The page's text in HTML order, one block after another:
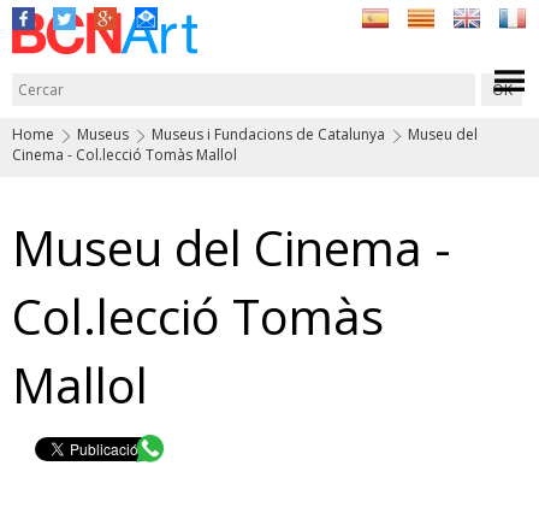
Home Museus Museus i Fundacions de Catalunya
Museu del
Cinema - Col.lecció Tomàs Mallol
Museu del Cinema -
Col.lecció Tomàs
Mallol